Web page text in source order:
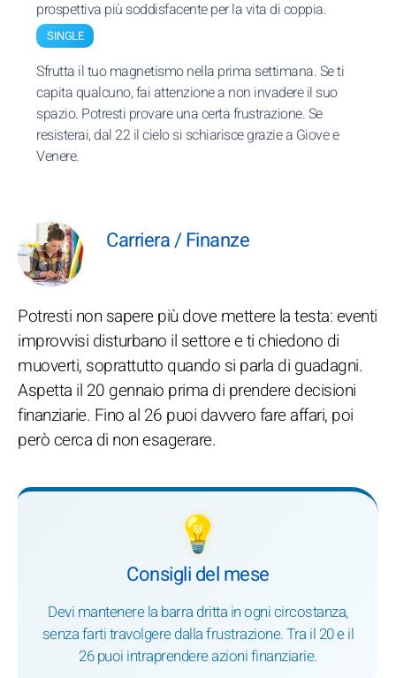
prospettiva più soddisfacente per la vita di coppia.
SINGLE
Sfrutta il tuo magnetismo nella prima settimana. Se ti
capita qualcuno, fai attenzione a non invadere il suo
spazio. Potresti provare una certa frustrazione. Se
resisterai, dal 22 il cielo si schiarisce grazie a Giove e
Venere.
Carriera / Finanze
Potresti non sapere più dove mettere la testa: eventi
improvvisi disturbano il settore e ti chiedono di
muoverti, soprattutto quando si parla di guadagni.
Aspetta il 20 gennaio prima di prendere decisioni
finanziarie. Fino al 26 puoi davvero fare affari, poi
però cerca di non esagerare.
💡
Consigli del mese
Devi mantenere la barra dritta in ogni circostanza,
senza farti travolgere dalla frustrazione. Tra il 20 e il
26 puoi intraprendere azioni finanziarie.